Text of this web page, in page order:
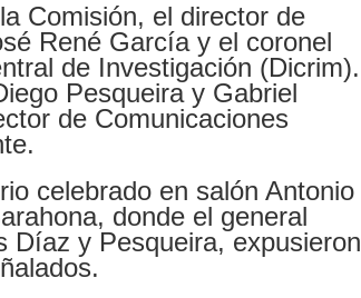
Comisión, el director de
René García y el coronel
de Investigación (Dicrim).
Pesqueira y Gabriel
de Comunicaciones
celebrado en salón Antonio
donde el general
Díaz y Pesqueira, expusieron